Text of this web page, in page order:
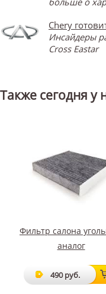
Chery
Инсайдеры
Cross Eastar
Также сегодня у
Фильтр салона
аналог
490 руб.